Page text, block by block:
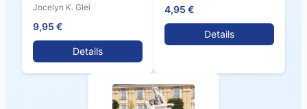
Jocelyn K. Glei
9,95 €
Details
4,95 €
Details